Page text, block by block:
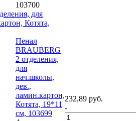
103700
для
Котята,
Пенал
BRAUBERG
2 отделения,
для
нач.школы,
дев.,
ламин.картон,
Котята, 19*11
см, 103699
232,89 руб.
-